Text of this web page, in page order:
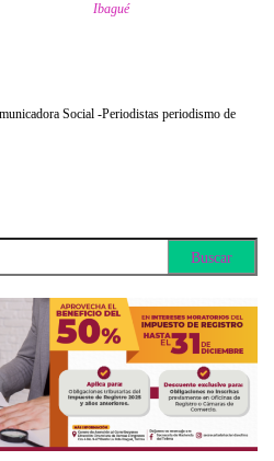
Ibagué
Social -Periodistas periodismo de